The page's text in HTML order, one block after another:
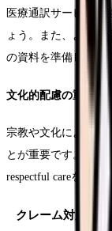
医療通訳サービスや
ょう。また、よく使
の資料を準備してお
文化的配慮の重要性
宗教や文化による特
とが重要です。食事
respectful careを提供
クレーム対応の実